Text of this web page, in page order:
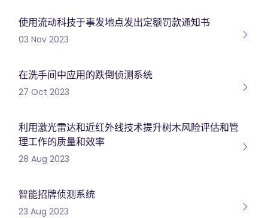
使用流动科技于事发地点发出定额罚款通知书
03 Nov 2023
在洗手间中应用的跌倒侦测系统
27 Oct 2023
利用激光雷达和近红外线技术提升树木风险评估和管
理工作的质量和效率
28 Aug 2023
智能招牌侦测系统
23 Aug 2023